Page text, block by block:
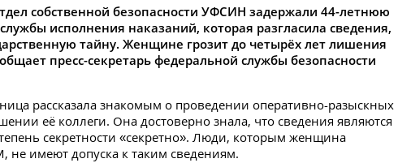
собственной безопасности УФСИН задержали 44-летнюю
исполнения наказаний, которая разгласила сведения,
тайну. Женщине грозит до четырёх лет лишения
пресс-секретарь федеральной службы безопасности
рассказала знакомым о проведении оперативно-разыскных
её коллеги. Она достоверно знала, что сведения являются
секретности «секретно». Люди, которым женщина
не имеют допуска к таким сведениям.